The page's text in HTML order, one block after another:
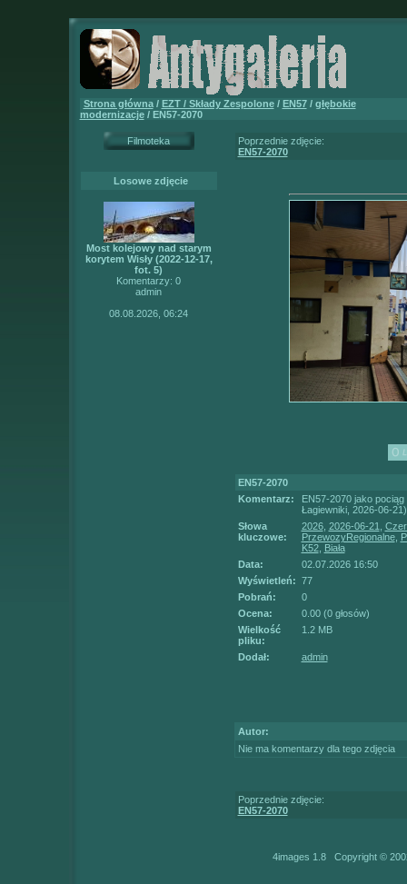
Strona główna/ EZT / Składy Zespolone/ EN57/ głębokie
modernizacje/ EN57-2070
Filmoteka
Losowe zdjęcie
Most kolejowy nad starym
korytem Wisły (2022-12-17,
fot. 5)
Komentarzy: 0
admin
08.08.2026, 06:24
Poprzednie zdjęcie:
EN57-2070
EN57-2070
Komentarz:
EN57-2070 jako pociąg
Łagiewniki, 2026-06-21)
Słowa
kluczowe:
2026, 2026-06-21
PrzewozyRegionalne,
K52,
Biała
Data:
02.07.2026 16:50
Wyświetleń: 77
Pobrań:
0
Ocena:
0.00 (0 głosów)
Wielkość
pliku:
1.2 MB
Dodał: admin
Autor:
Nie ma komentarzy dla tego zdjęcia
Poprzednie zdjęcie:
EN57-2070
4images 1.8 Copyright ©